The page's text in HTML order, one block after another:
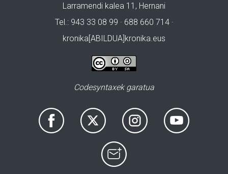
Larramendi kalea 11, Hernani
Tel.: 943 33 08 99 · 688 660 714 ·
kronika[ABILDUA]kronika.eus
Codesyntaxek garatua